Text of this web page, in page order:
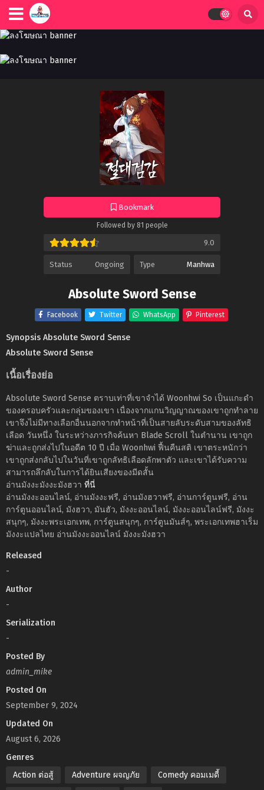
Bookmark
Followed by 81 people
9.0
Status Ongoing Type Manhwa
Absolute Sword Sense
Facebook Twitter WhatsApp Pinterest
Synopsis Absolute Sword Sense
Absolute Sword Sense
เนื้อเรื่องย่อ
Absolute Sword Sense ตราบเท่าที่เขาจำได้ Woonhwi So เป็นแกะดำ
ของครอบครัวและกลุ่มของเขา เนื่องจากแกนวิญญาณของเขาถูกทำลาย
เขาจึงไม่มีทางเลือกอื่นนอกจากทำหน้าที่เป็นสายลับระดับสามของลัทธิ
เลือด วันหนึ่ง ในระหว่างภารกิจค้นหา Blade Scroll ในตำนาน เขาถูก
ฆ่าและถูกส่งไปในอดีต 10 ปี เมื่อ Woonhwi ฟื้นคืนสติ เขาตระหนักว่า
เขาถูกส่งกลับไปในวันที่เขาถูกลัทธิเลือดลักพาตัว และเขาได้รับความ
สามารถลึกลับในการได้ยินเสียงของมีดสั้น
อ่านมังงะมังงะมังฮวา ที่นี่
อ่านมังงะออนไลน์, อ่านมังงะฟรี, อ่านมังฮวาฟรี, อ่านการ์ตูนฟรี, อ่าน
การ์ตูนออนไลน์, มังฮวา, มันฮัว, มังงะออนไลน์, มังงะออนไลน์ฟรี, มังงะ
สนุกๆ, มังงะพระเอกเทพ, การ์ตูนสนุกๆ, การ์ตูนมันส์ๆ, พระเอกเทพฮาเร็ม
มังงะแปลไทย อ่านมังงะออนไลน์ มังงะมังฮวา
Released
-
Author
-
Serialization
-
Posted By
admin_mike
Posted On
September 9, 2024
Updated On
August 6, 2026
Genres
Action ต่อสู้
Adventure ผจญภัย Comedy คอมเมดี้